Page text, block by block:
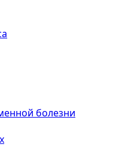
болезни